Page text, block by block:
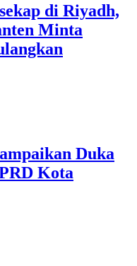
di Riyadh,
Minta
Duka
Kota